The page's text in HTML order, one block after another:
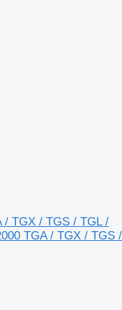
/ TGX / TGS / TGL /
TGA / TGX / TGS /